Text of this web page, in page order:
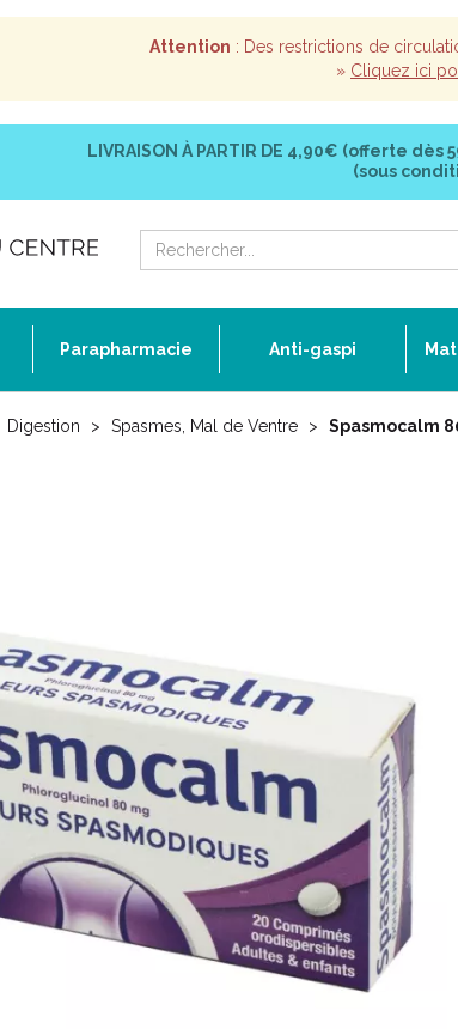
Attention : Des restrictions de
» Cliquez ici
LIVRAISON À PARTIR DE 4,90€ (offerte dès
(sous
Parapharmacie Anti-gaspi
Digestion Spasmes, Mal de Ventre Spasmocalm